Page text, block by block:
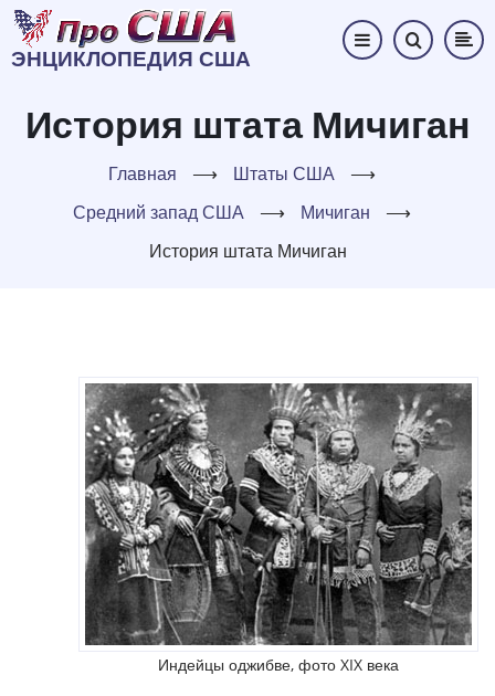
Перейти
основному
ЭНЦИКЛОПЕДИЯ США
История штата Мичиган
Главная ⟶ Штаты США
⟶
Средний запад США
⟶ Мичиган
⟶
История штата Мичиган
Индейцы оджибве, фото XIX века